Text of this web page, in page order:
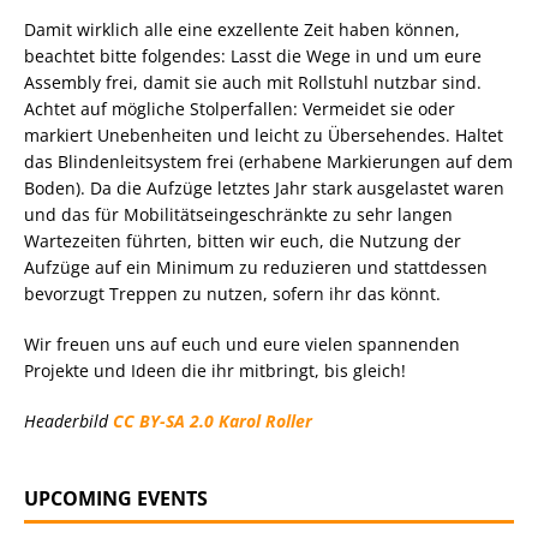
Damit wirklich alle eine exzellente Zeit haben können,
beachtet bitte folgendes: Lasst die Wege in und um eure
Assembly frei, damit sie auch mit Rollstuhl nutzbar sind.
Achtet auf mögliche Stolperfallen: Vermeidet sie oder
markiert Unebenheiten und leicht zu Übersehendes. Haltet
das Blindenleitsystem frei (erhabene Markierungen auf dem
Boden). Da die Aufzüge letztes Jahr stark ausgelastet waren
und das für Mobilitätseingeschränkte zu sehr langen
Wartezeiten führten, bitten wir euch, die Nutzung der
Aufzüge auf ein Minimum zu reduzieren und stattdessen
bevorzugt Treppen zu nutzen, sofern ihr das könnt.
Wir freuen uns auf euch und eure vielen spannenden
Projekte und Ideen die ihr mitbringt, bis gleich!
HeaderbildCC BY-SA 2.0 Karol Roller
UPCOMING EVENTS